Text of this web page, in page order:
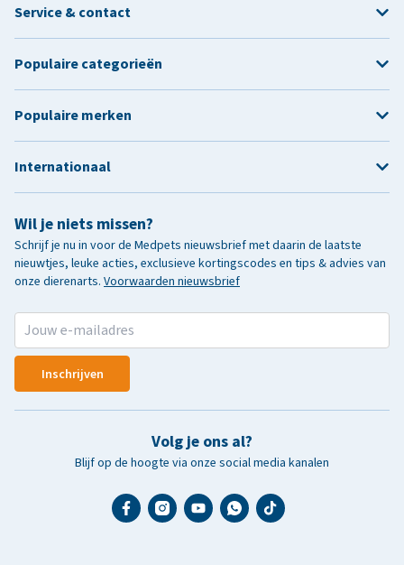
Wil je niets missen?
Schrijf je nu in voor de Medpets nieuwsbrief met daarin de laatste
nieuwtjes, leuke acties, exclusieve kortingscodes en tips & advies van
onze dierenarts. Voorwaarden nieuwsbrief
Inschrijven
Volg je ons al?
Blijf op de hoogte via onze social media kanalen
Service & contact
Populaire categorieën
Populaire merken
Internationaal